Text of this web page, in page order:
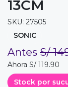
13CM
SKU: 27505
SONIC
Antes S/
Ahora S/ 119.90
Stock por